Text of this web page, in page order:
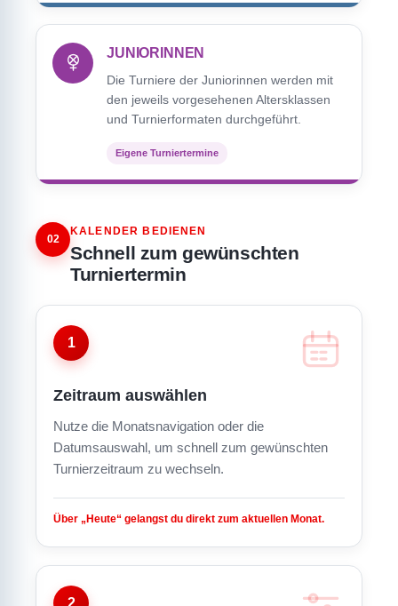
JUNIORINNEN
Die Turniere der Juniorinnen werden mit
den jeweils vorgesehenen Altersklassen
und Turnierformaten durchgeführt.
Eigene Turniertermine
02
KALENDER BEDIENEN
Schnell zum gewünschten
Turniertermin
1
Zeitraum auswählen
Nutze die Monatsnavigation oder die
Datumsauswahl, um schnell zum gewünschten
Turnierzeitraum zu wechseln.
Über „Heute“ gelangst du direkt zum aktuellen Monat.
2